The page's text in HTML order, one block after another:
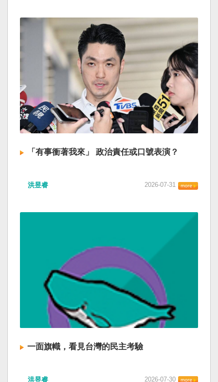
「有事衝著我來」 政治責任或口號表演？
洪昱睿 2026-07-31
一面旗幟，看見台灣的民主考驗
洪昱睿 2026-07-30